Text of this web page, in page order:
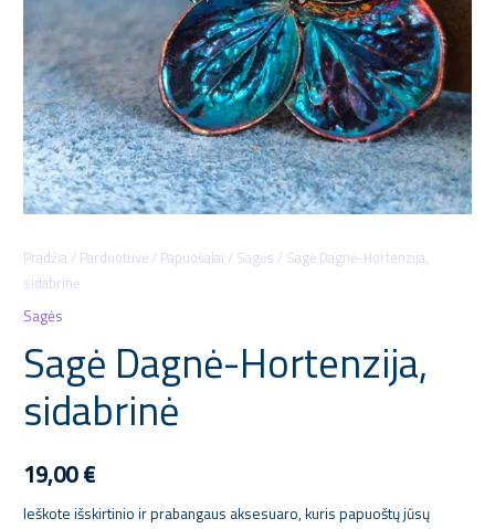
Pradžia / Parduotuvė / Papuošalai / Sagės / Sagė Dagnė-Hortenzija,
sidabrinė
Sagės
Sagė Dagnė-Hortenzija,
sidabrinė
19,00€
Ieškote išskirtinio ir prabangaus aksesuaro, kuris papuoštų jūsų